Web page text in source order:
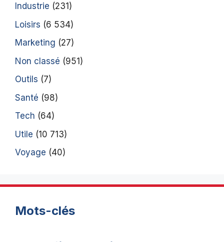
Industrie (231)
Loisirs (6 534)
Marketing (27)
Non classé (951)
Outils (7)
Santé (98)
Tech (64)
Utile (10 713)
Voyage (40)
Mots-clés